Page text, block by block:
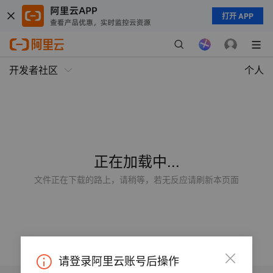
打开 APP
开发者社区 个人
正在加载中...
文件正在下载的路上，请稍等，若无反应请刷新本页面
请登录阿里云账号后操作